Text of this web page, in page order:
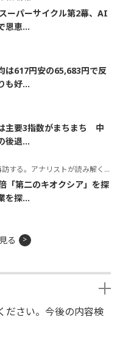
ーパーサイクル第2幕、AI
恩恵...
は617円安の65,683円で反
も好...
主要3指数がまちまち 中
後退...
。アナリストが読み解くテーマの本質
「第二のキオクシア」を探
を探...
る
ださい。今後の内容検